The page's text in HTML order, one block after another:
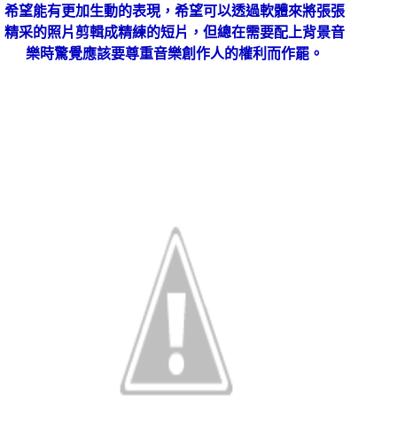
希望能有更加生動的表現，希望可以透過軟體來將張張
精采的照片剪輯成精練的短片，但總在需要配上背景音
樂時驚覺應該要尊重音樂創作人的權利而作罷。